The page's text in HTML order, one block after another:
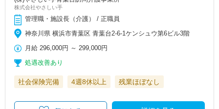
株式会社やさしい手
管理職・施設長（介護） / 正職員
神奈川県 横浜市青葉区 青葉台2-6-1ケンシュウ第6ビル3階
月給 296,000円 ～ 299,000円
処遇改善あり
社会保険完備 4週8休以上 残業ほぼなし